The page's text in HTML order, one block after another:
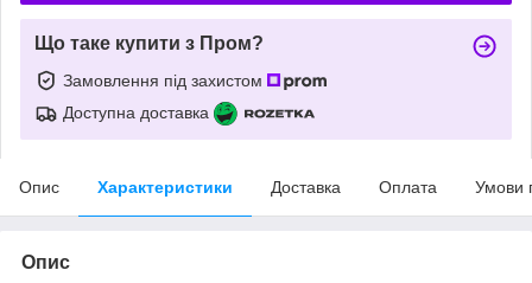
Що таке купити з Пром?
Замовлення під захистом
Доступна доставка
Опис Характеристики Доставка Оплата Умови
Опис